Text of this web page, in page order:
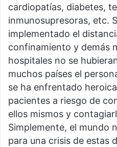
cardiopatías, diabetes,
inmunosupresoras, etc.
implementado el
confinamiento y demás
hospitales no se
muchos países el
se ha enfrentado
pacientes a riesgo de
ellos mismos y
Simplemente, el mundo
para una crisis de estas